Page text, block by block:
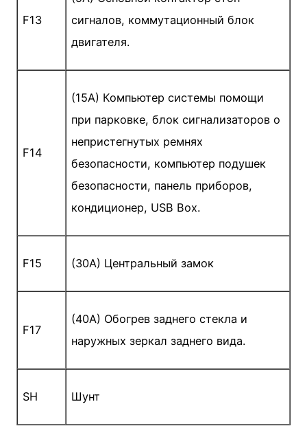
F13
сигналов, коммутационный блок
двигателя.
F14
(15A) Компьютер системы помощи
при парковке, блок сигнализаторов о
непристегнутых ремнях
безопасности, компьютер подушек
безопасности, панель приборов,
кондиционер, USB Box.
F15 (30A) Центральный замок
F17
(40A) Обогрев заднего стекла и
наружных зеркал заднего вида.
SH Шунт